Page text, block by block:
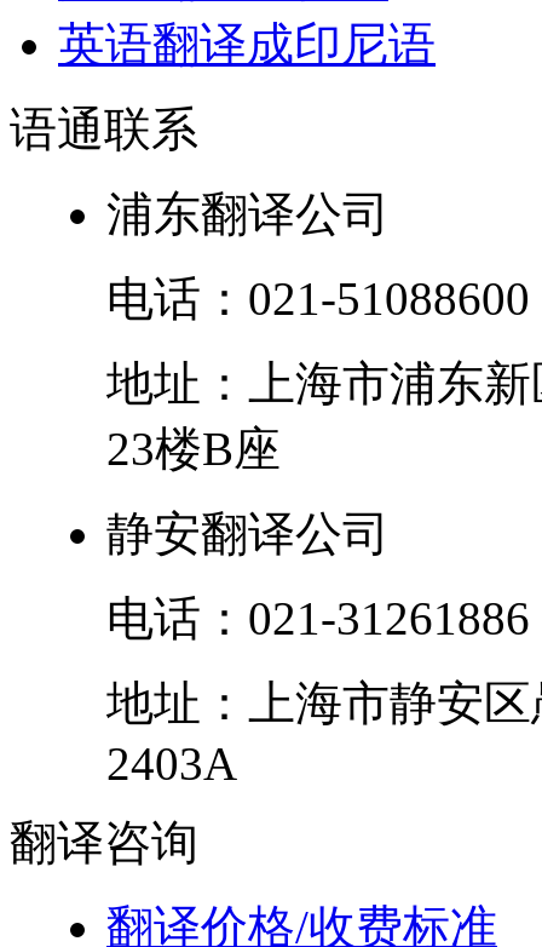
英语翻译成印尼语
语通联系
浦东翻译公司
电话： 021-51088600
地址：
上海市浦东新
23楼B座
静安翻译公司
电话： 021-31261886
地址：
上海市静安区
2403A
翻译咨询
翻译价格/收费标准